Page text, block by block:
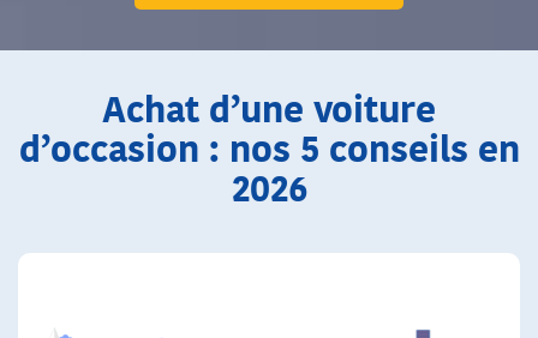
Achat d’une voiture
d’occasion : nos 5 conseils en
2026